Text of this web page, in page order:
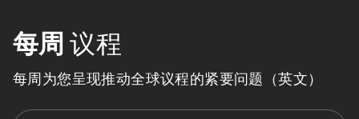
每周 议程
每周为您呈现推动全球议程的紧要问题（英文）